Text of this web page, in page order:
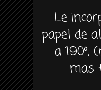
Le
papel de
a 190º,
mas